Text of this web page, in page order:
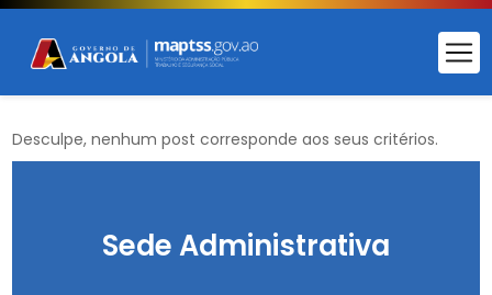
Desculpe, nenhum post corresponde aos seus critérios.
Sede Administrativa